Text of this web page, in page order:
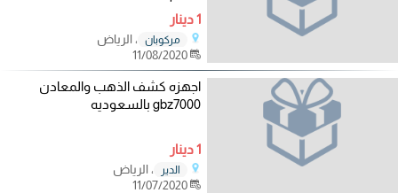
1 دينار
مركوبان
، الرياض
11/08/2020
اجهزه كشف الذهب والمعادن
gbz7000 بالسعوديه
1 دينار
الدير
، الرياض
11/07/2020